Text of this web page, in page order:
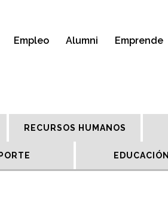
Empleo Alumni Emprende
RECURSOS HUMANOS
EDUCACIÓN